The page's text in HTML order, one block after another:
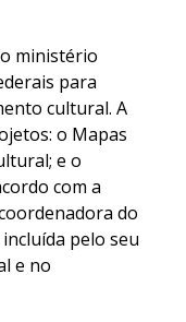
ministério
para
cultural. A
o Mapas
e o
com a
do
pelo seu
e no